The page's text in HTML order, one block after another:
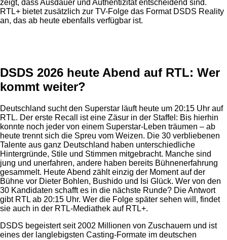
zeigt, dass Ausdauer und Authentizität entscheidend sind.
RTL+ bietet zusätzlich zur TV-Folge das Format DSDS Reality
an, das ab heute ebenfalls verfügbar ist.
DSDS 2026 heute Abend auf RTL: Wer
kommt weiter?
Deutschland sucht den Superstar läuft heute um 20:15 Uhr auf
RTL. Der erste Recall ist eine Zäsur in der Staffel: Bis hierhin
konnte noch jeder von einem Superstar-Leben träumen – ab
heute trennt sich die Spreu vom Weizen. Die 30 verbliebenen
Talente aus ganz Deutschland haben unterschiedliche
Hintergründe, Stile und Stimmen mitgebracht. Manche sind
jung und unerfahren, andere haben bereits Bühnenerfahrung
gesammelt. Heute Abend zählt einzig der Moment auf der
Bühne vor Dieter Bohlen, Bushido und Isi Glück. Wer von den
30 Kandidaten schafft es in die nächste Runde? Die Antwort
gibt RTL ab 20:15 Uhr. Wer die Folge später sehen will, findet
sie auch in der RTL-Mediathek auf RTL+.
DSDS begeistert seit 2002 Millionen von Zuschauern und ist
eines der langlebigsten Casting-Formate im deutschen